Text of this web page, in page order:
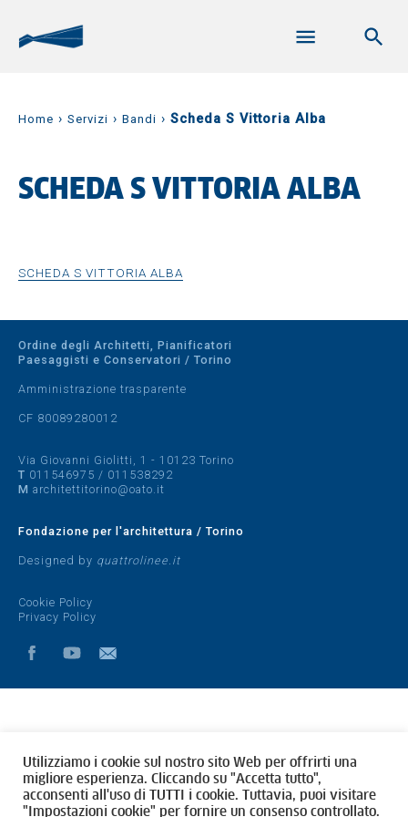
Home › Servizi › Bandi › Scheda S Vittoria Alba
SCHEDA S VITTORIA ALBA
SCHEDA S VITTORIA ALBA
Ordine degli Architetti, Pianificatori
Paesaggisti e Conservatori / Torino
Amministrazione trasparente
CF 80089280012
Via Giovanni Giolitti, 1 - 10123 Torino
T 011546975 / 011538292
M architettitorino@oato.it
Fondazione per l'architettura / Torino
Designed by quattrolinee.it
Cookie Policy
Privacy Policy
Utilizziamo i cookie sul nostro sito Web per offrirti una
migliore esperienza. Cliccando su "Accetta tutto",
acconsenti all'uso di TUTTI i cookie. Tuttavia, puoi visitare
"Impostazioni cookie" per fornire un consenso controllato.